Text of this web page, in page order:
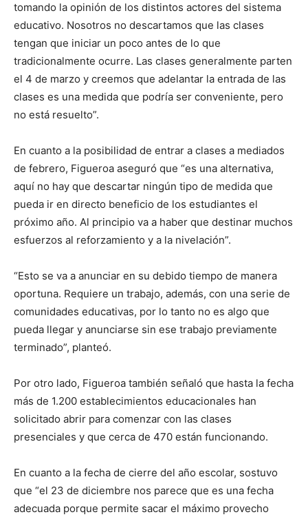
tomando la opinión de los distintos actores del sistema
educativo. Nosotros no descartamos que las clases
tengan que iniciar un poco antes de lo que
tradicionalmente ocurre. Las clases generalmente parten
el 4 de marzo y creemos que adelantar la entrada de las
clases es una medida que podría ser conveniente, pero
no está resuelto”.
En cuanto a la posibilidad de entrar a clases a mediados
de febrero, Figueroa aseguró que “es una alternativa,
aquí no hay que descartar ningún tipo de medida que
pueda ir en directo beneficio de los estudiantes el
próximo año. Al principio va a haber que destinar muchos
esfuerzos al reforzamiento y a la nivelación”.
“Esto se va a anunciar en su debido tiempo de manera
oportuna. Requiere un trabajo, además, con una serie de
comunidades educativas, por lo tanto no es algo que
pueda llegar y anunciarse sin ese trabajo previamente
terminado”, planteó.
Por otro lado, Figueroa también señaló que hasta la fecha
más de 1.200 establecimientos educacionales han
solicitado abrir para comenzar con las clases
presenciales y que cerca de 470 están funcionando.
En cuanto a la fecha de cierre del año escolar, sostuvo
que “el 23 de diciembre nos parece que es una fecha
adecuada porque permite sacar el máximo provecho